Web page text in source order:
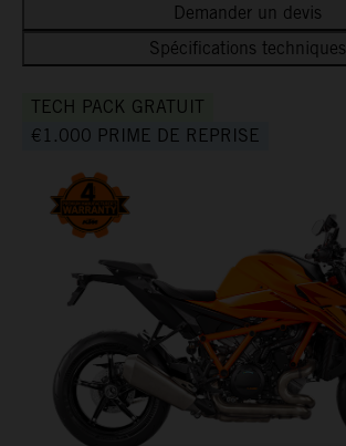
Demander un devis
Spécifications techniques
TECH PACK GRATUIT
€1.000 PRIME DE REPRISE